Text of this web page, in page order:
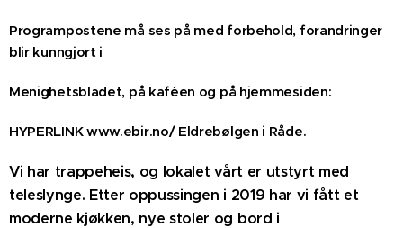
Programpostene må ses på med forbehold, forandringer
blir kunngjort i
Menighetsbladet, på kaféen og på hjemmesiden:
HYPERLINK www.ebir.no/ Eldrebølgen i Råde.
Vi har trappeheis, og lokalet vårt er utstyrt med
teleslynge. Etter oppussingen i 2019 har vi fått et
moderne kjøkken, nye stoler og bord i